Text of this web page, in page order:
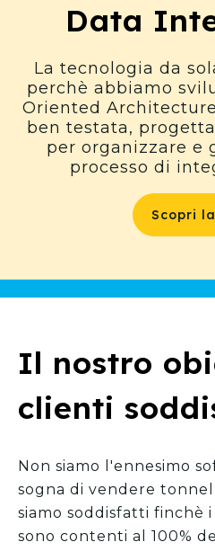
Data
La tecnologia da
perchè abbiamo
Oriented
ben testata,
per organizzare e
processo di
Scopri
Il nostro
clienti
Non siamo l'ennesimo
sogna di vendere
siamo soddisfatti finchè
sono contenti al 100%